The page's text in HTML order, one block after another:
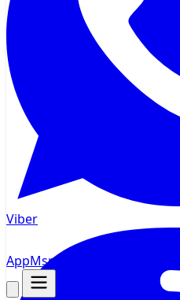
AppMsrट्रैकर
Viber